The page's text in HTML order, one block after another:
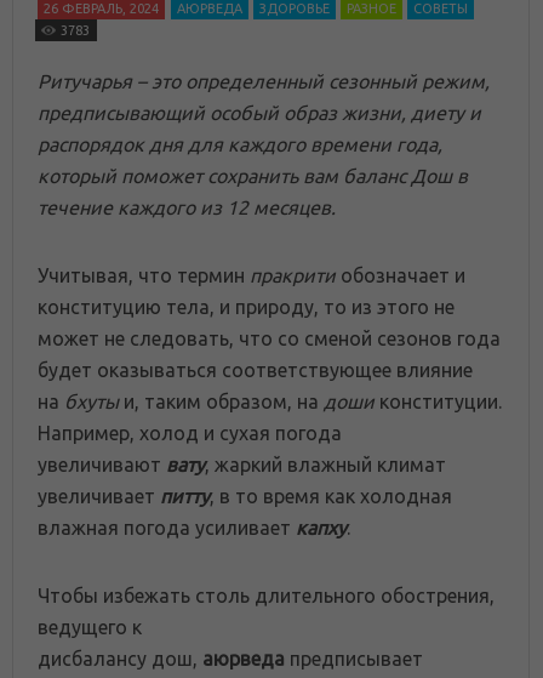
26 ФЕВРАЛЬ, 2024 АЮРВЕДА ЗДОРОВЬЕ РАЗНОЕ
СОВЕТЫ
3783
Ритучарья – это определенный сезонный режим,
предписывающий особый образ жизни, диету и
распорядок дня для каждого времени года,
который поможет сохранить вам баланс Дош в
течение каждого из 12 месяцев.
Учитывая, что термин пракрити обозначает и
конституцию тела, и природу, то из этого не
может не следовать, что со сменой сезонов года
будет оказываться соответствующее влияние
на бхутыи, таким образом, на доши конституции.
Например, холод и сухая погода
увеличивают вату, жаркий влажный климат
увеличивает питту, в то время как холодная
влажная погода усиливает капху.
Чтобы избежать столь длительного обострения,
ведущего к
дисбалансу дош, аюрведа предписывает